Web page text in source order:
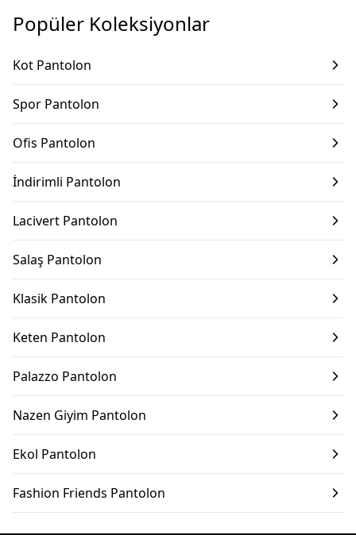
Popüler Koleksiyonlar
Kot Pantolon
Spor Pantolon
Ofis Pantolon
İndirimli Pantolon
Lacivert Pantolon
Salaş Pantolon
Klasik Pantolon
Keten Pantolon
Palazzo Pantolon
Nazen Giyim Pantolon
Ekol Pantolon
Fashion Friends Pantolon